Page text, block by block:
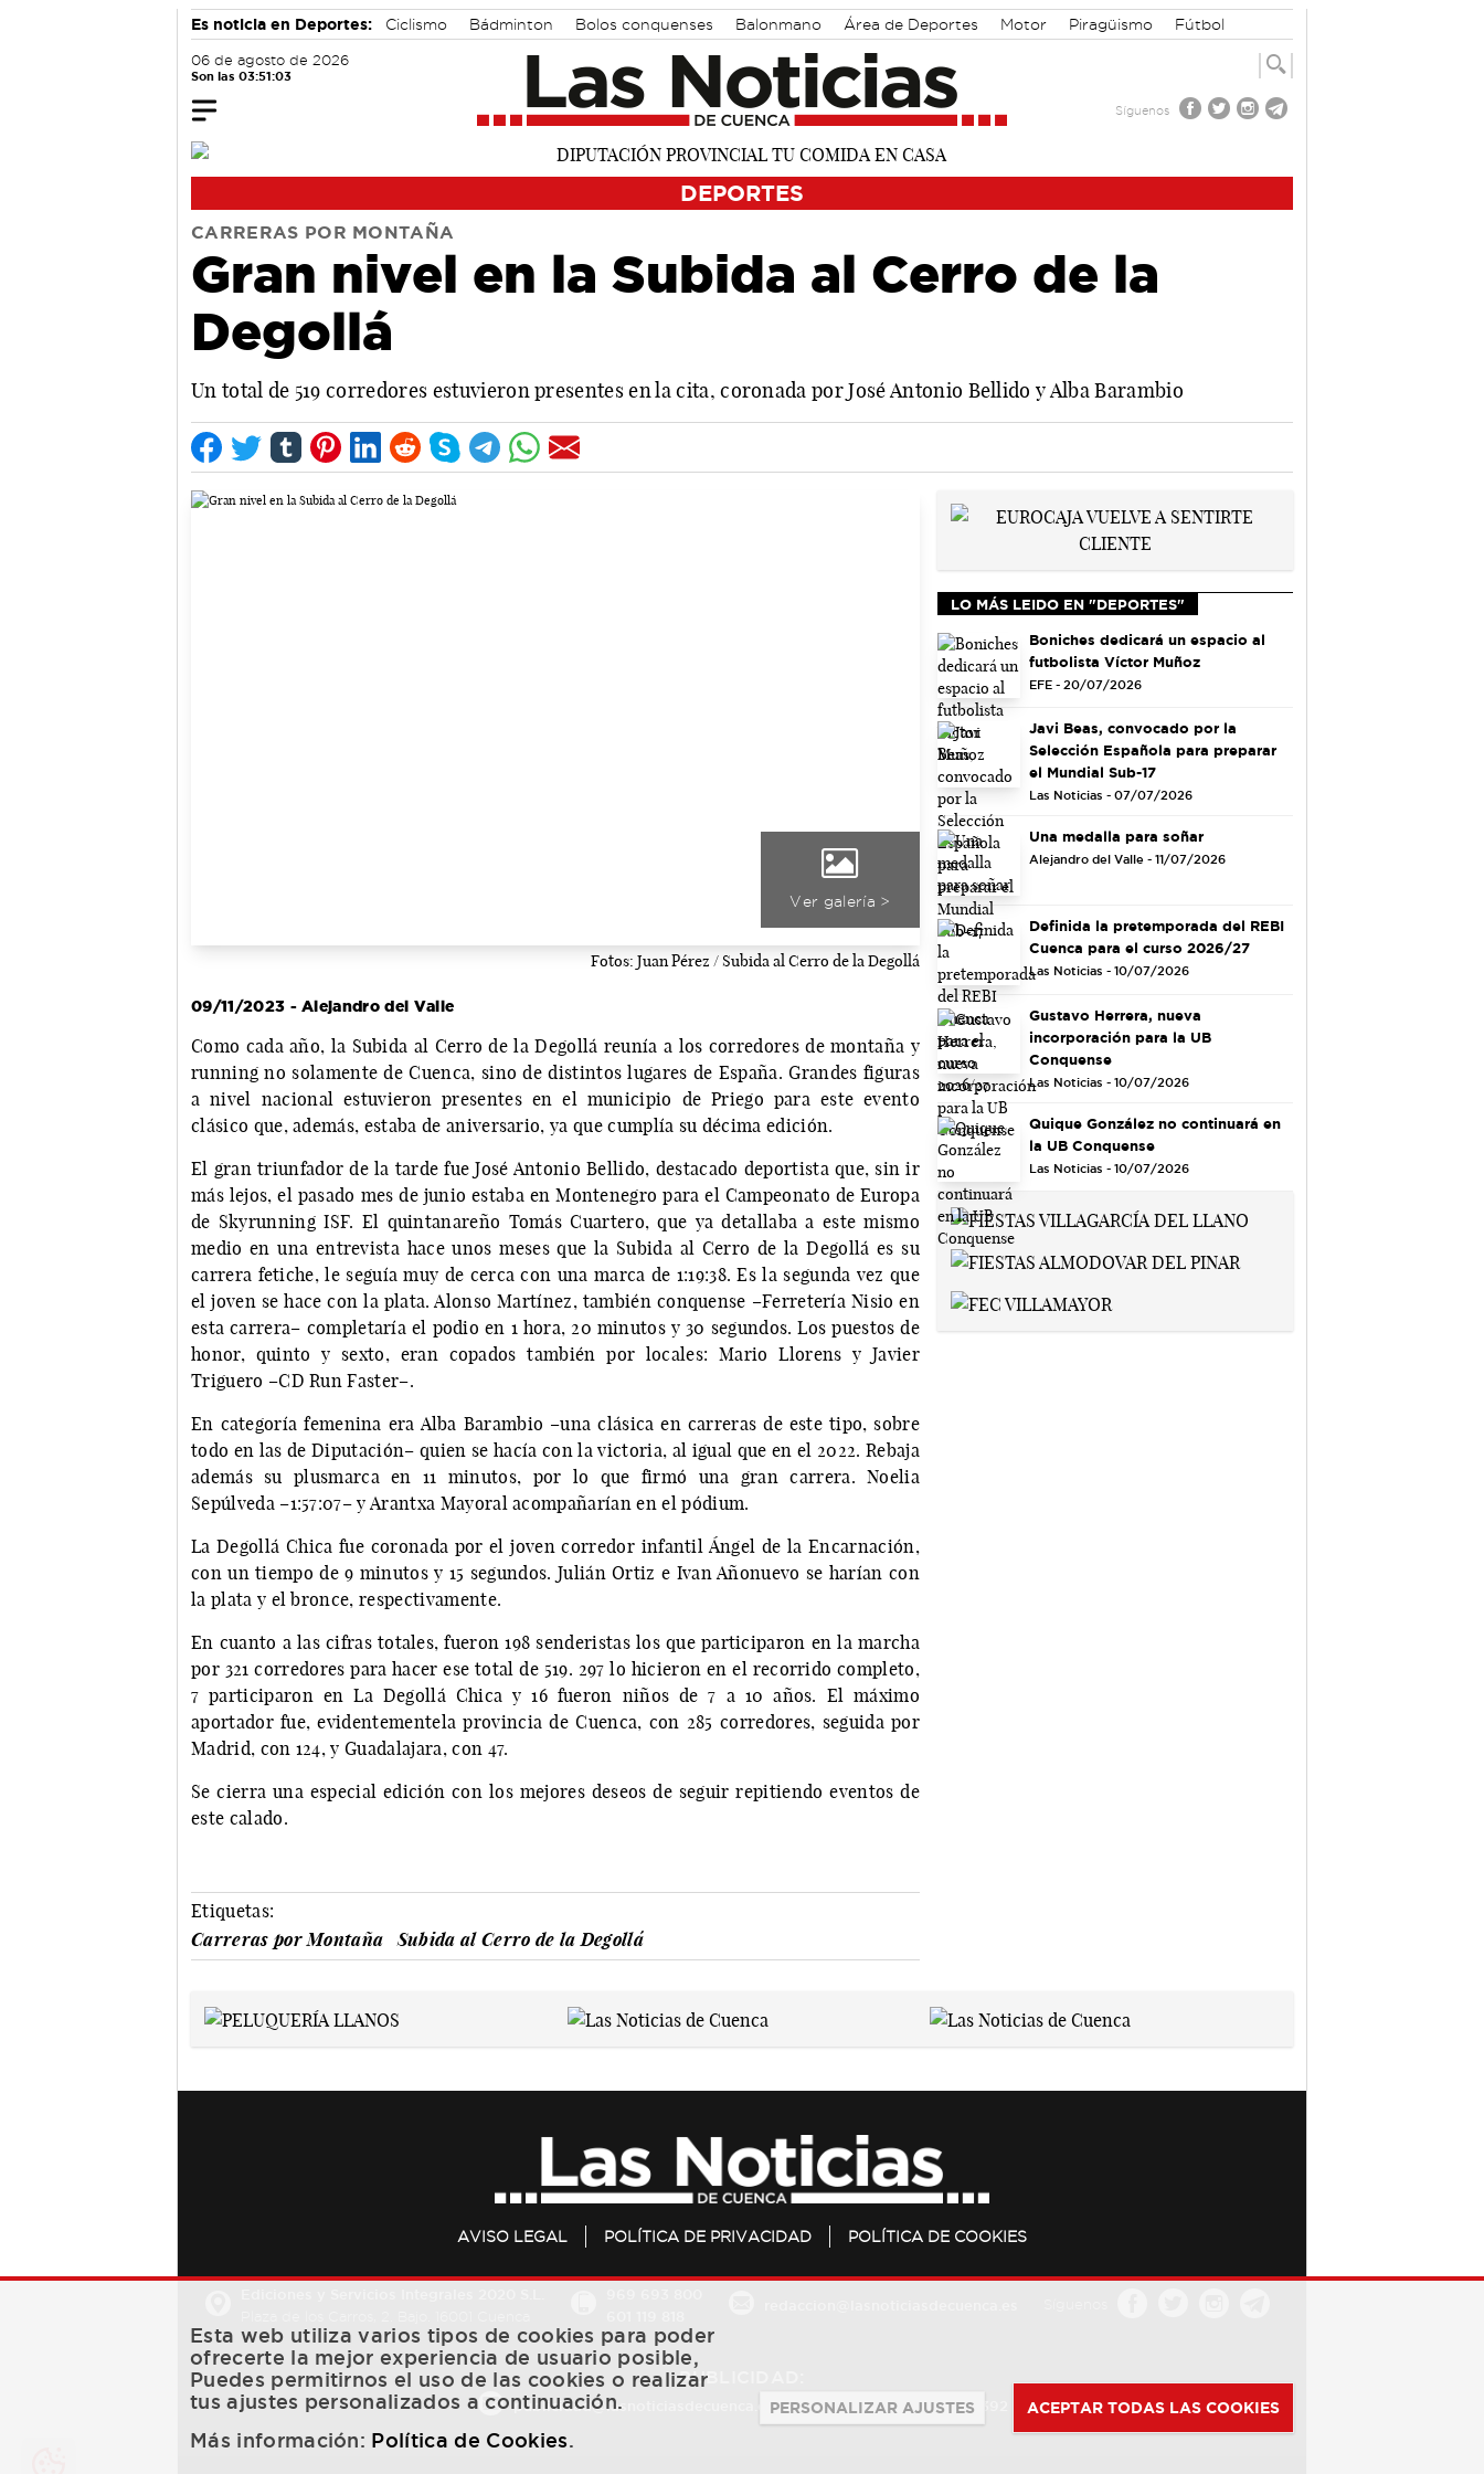
Es noticia en Deportes: Ciclismo Bádminton Bolos conquenses Balonmano Área de Deportes Motor Piragüismo Fútbol
06 de agosto de 2026
Son las 03:51:04
Síguenos
DEPORTES
CARRERAS POR MONTAÑA
Gran nivel en la Subida al Cerro de la
Degollá
Un total de 519 corredores estuvieron presentes en la cita, coronada por José Antonio Bellido y Alba Barambio
Ver galería >
Fotos: Juan Pérez / Subida al Cerro de la Degollá
09/11/2023 - Alejandro del Valle
Como cada año, la Subida al Cerro de la Degollá reunía a los corredores de montaña y
running no solamente de Cuenca, sino de distintos lugares de España. Grandes figuras
a nivel nacional estuvieron presentes en el municipio de Priego para este evento
clásico que, además, estaba de aniversario, ya que cumplía su décima edición.
El gran triunfador de la tarde fue José Antonio Bellido, destacado deportista que, sin ir
más lejos, el pasado mes de junio estaba en Montenegro para el Campeonato de Europa
de Skyrunning ISF. El quintanareño Tomás Cuartero, que ya detallaba a este mismo
medio en una entrevista hace unos meses que la Subida al Cerro de la Degollá es su
carrera fetiche, le seguía muy de cerca con una marca de 1:19:38. Es la segunda vez que
el joven se hace con la plata. Alonso Martínez, también conquense –Ferretería Nisio en
esta carrera– completaría el podio en 1 hora, 20 minutos y 30 segundos. Los puestos de
honor, quinto y sexto, eran copados también por locales: Mario Llorens y Javier
Triguero –CD Run Faster–.
En categoría femenina era Alba Barambio –una clásica en carreras de este tipo, sobre
todo en las de Diputación– quien se hacía con la victoria, al igual que en el 2022. Rebaja
además su plusmarca en 11 minutos, por lo que firmó una gran carrera. Noelia
Sepúlveda –1:57:07– y Arantxa Mayoral acompañarían en el pódium.
La Degollá Chica fue coronada por el joven corredor infantil Ángel de la Encarnación,
con un tiempo de 9 minutos y 15 segundos. Julián Ortiz e Ivan Añonuevo se harían con
la plata y el bronce, respectivamente.
En cuanto a las cifras totales, fueron 198 senderistas los que participaron en la marcha
por 321 corredores para hacer ese total de 519. 297 lo hicieron en el recorrido completo,
7 participaron en La Degollá Chica y 16 fueron niños de 7 a 10 años. El máximo
aportador fue, evidentementela provincia de Cuenca, con 285 corredores, seguida por
Madrid, con 124, y Guadalajara, con 47.
Se cierra una especial edición con los mejores deseos de seguir repitiendo eventos de
este calado.
Etiquetas:
Carreras por Montaña
Subida al Cerro de la Degollá
LO MÁS LEIDO EN "DEPORTES"
Boniches dedicará un espacio al
futbolista Víctor Muñoz
EFE - 20/07/2026
Javi Beas, convocado por la
Selección Española para preparar
el Mundial Sub-17
Las Noticias - 07/07/2026
Una medalla para soñar
Alejandro del Valle - 11/07/2026
Definida la pretemporada del REBI
Cuenca para el curso 2026/27
Las Noticias - 10/07/2026
Gustavo Herrera, nueva
incorporación para la UB
Conquense
Las Noticias - 10/07/2026
Quique González no continuará en
la UB Conquense
Las Noticias - 10/07/2026
AVISO LEGAL POLÍTICA DE PRIVACIDAD POLÍTICA DE COOKIES
PUBLICIDAD:
publicidad@lasnoticiasdecuenca.es 684 126 573 / 670 726 392
Esta web utiliza varios tipos de cookies para poder
ofrecerte la mejor experiencia de usuario posible,
Puedes permitirnos el uso de las cookies o realizar
tus ajustes personalizados a continuación.
Más información: Política de Cookies.
PERSONALIZAR AJUSTES ACEPTAR TODAS LAS COOKIES